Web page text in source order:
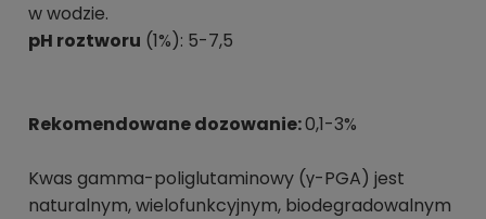
w wodzie.
pH roztworu (1%): 5-7,5
Rekomendowane dozowanie:0,1-3%
Kwas gamma-poliglutaminowy (γ-PGA) jest
naturalnym, wielofunkcyjnym, biodegradowalnym